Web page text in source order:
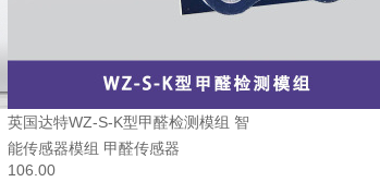
英国达特WZ-S-K型甲醛检测模组 智
能传感器模组 甲醛传感器
106.00